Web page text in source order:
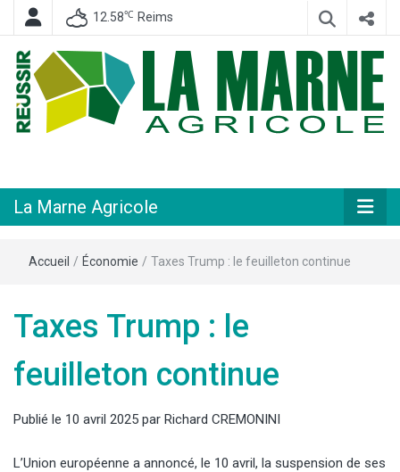
12.58℃ Reims
Agricole
La Marne Agricole
Accueil / Économie / Taxes Trump : le feuilleton continue
Taxes Trump : le
feuilleton continue
Publié le 10 avril 2025 par Richard CREMONINI
L’Union européenne a annoncé, le 10 avril, la suspension de ses